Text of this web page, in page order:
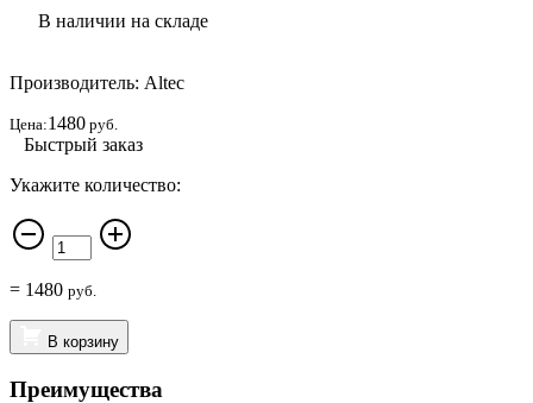
В наличии на складе
Производитель: Altec
Цена:1480 руб.
Быстрый заказ
Укажите количество:
= 1480 руб.
В корзину
Преимущества